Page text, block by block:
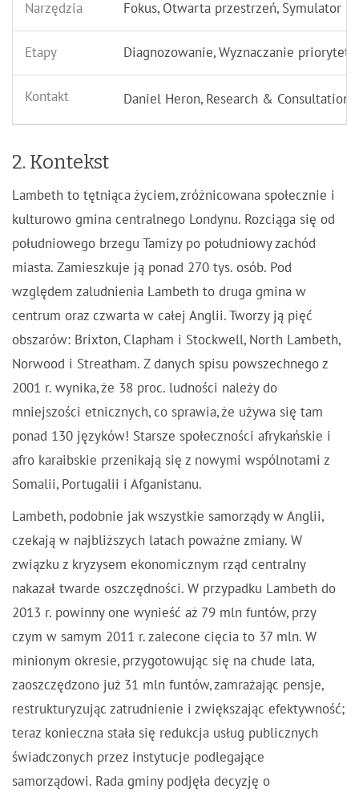
Narzędzia Fokus, Otwarta przestrzeń, Symulator
Etapy Diagnozowanie, Wyznaczanie
Kontakt Daniel Heron, Research & Consultation
2. Kontekst
Lambeth to tętniąca życiem, zróżnicowana społecznie i
kulturowo gmina centralnego Londynu. Rozciąga się od
południowego brzegu Tamizy po południowy zachód
miasta. Zamieszkuje ją ponad 270 tys. osób. Pod
względem zaludnienia Lambeth to druga gmina w
centrum oraz czwarta w całej Anglii. Tworzy ją pięć
obszarów: Brixton, Clapham i Stockwell, North Lambeth,
Norwood i Streatham. Z danych spisu powszechnego z
2001 r. wynika, że 38 proc. ludności należy do
mniejszości etnicznych, co sprawia, że używa się tam
ponad 130 języków! Starsze społeczności afrykańskie i
afro karaibskie przenikają się z nowymi wspólnotami z
Somalii, Portugalii i Afganistanu.
Lambeth, podobnie jak wszystkie samorządy w Anglii,
czekają w najbliższych latach poważne zmiany. W
związku z kryzysem ekonomicznym rząd centralny
nakazał twarde oszczędności. W przypadku Lambeth do
2013 r. powinny one wynieść aż 79 mln funtów, przy
czym w samym 2011 r. zalecone cięcia to 37 mln. W
minionym okresie, przygotowując się na chude lata,
zaoszczędzono już 31 mln funtów, zamrażając pensje,
restrukturyzując zatrudnienie i zwiększając efektywność;
teraz konieczna stała się redukcja usług publicznych
świadczonych przez instytucje podlegające
samorządowi. Rada gminy podjęła decyzję o